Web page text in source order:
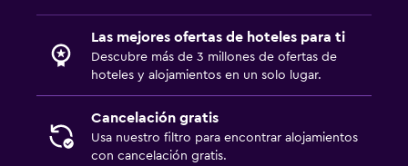
Las mejores ofertas de hoteles para ti
Descubre más de 3 millones de ofertas de
hoteles y alojamientos en un solo lugar.
Cancelación gratis
Usa nuestro filtro para encontrar alojamientos
con cancelación gratis.